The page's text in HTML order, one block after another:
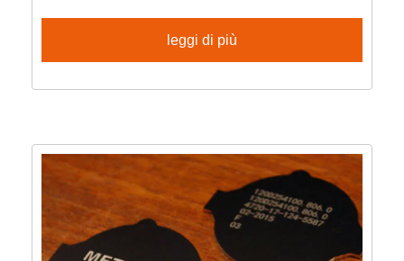
leggi di più